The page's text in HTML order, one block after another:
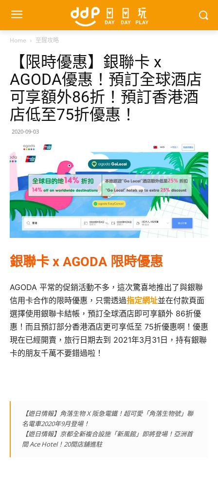
Home 至醒攻略
【限時優惠】銀聯卡 x
AGODA優惠！預訂全球酒店
可享額外86折！預訂香港酒
店低至75折優惠！
2020-09-03
銀聯卡 x AGODA 限時優惠
AGODA 平常的促銷活動不多，這次驚喜地推出了與銀聯
信用卡合作的限時優惠，只需透過指定網址並在付款頁面
選擇使用銀聯卡結帳，預訂全球酒店即可享額外 86折優
惠！而且預訂部分香港酒店更可享低至 75折優惠啊！優惠
現在已經開賣，旅行日期去到 2021年3月31日，持有銀聯
卡的朋友千萬不要錯過啦！
【遊日情報】角落生物 X 阪急電鐵！超可愛「角落生物號」聯
名電車2020年9月登場！
【遊日情報】京都全新複合設施「新風館」即將登場！亞洲首
間 Ace Hotel！20間店舖進駐